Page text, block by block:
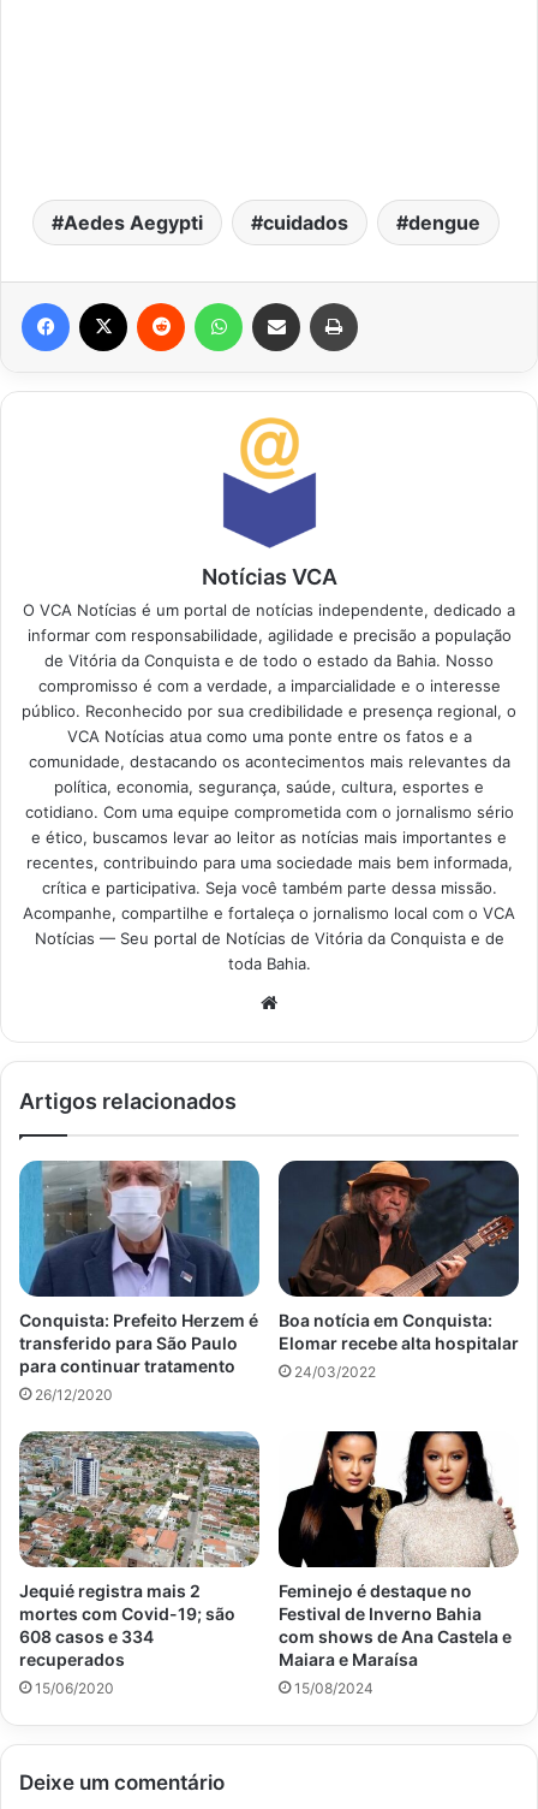
Aedes Aegypti cuidados dengue
Facebook Reddit WhatsAppCompartilhar via e-mail
Notícias VCA
O VCA Notícias é um portal de notícias independente, dedicado a
informar com responsabilidade, agilidade e precisão a população
de Vitória da Conquista e de todo o estado da Bahia. Nosso
compromisso é com a verdade, a imparcialidade e o interesse
público. Reconhecido por sua credibilidade e presença regional, o
VCA Notícias atua como uma ponte entre os fatos e a
comunidade, destacando os acontecimentos mais relevantes da
política, economia, segurança, saúde, cultura, esportes e
cotidiano. Com uma equipe comprometida com o jornalismo sério
e ético, buscamos levar ao leitor as notícias mais importantes e
recentes, contribuindo para uma sociedade mais bem informada,
crítica e participativa. Seja você também parte dessa missão.
Acompanhe, compartilhe e fortaleça o jornalismo local com o VCA
Notícias — Seu portal de Notícias de Vitória da Conquista e de
toda Bahia.
Artigos relacionados
Conquista: Prefeito Herzem é
transferido para São Paulo
para continuar tratamento
26/12/2020
Boa notícia em Conquista:
Elomar recebe alta hospitalar
24/03/2022
Jequié registra mais 2
mortes com Covid-19; são
608 casos e 334
recuperados
15/06/2020
Feminejo é destaque no
Festival de Inverno Bahia
com shows de Ana Castela e
Maiara e Maraísa
15/08/2024
Deixe um comentário